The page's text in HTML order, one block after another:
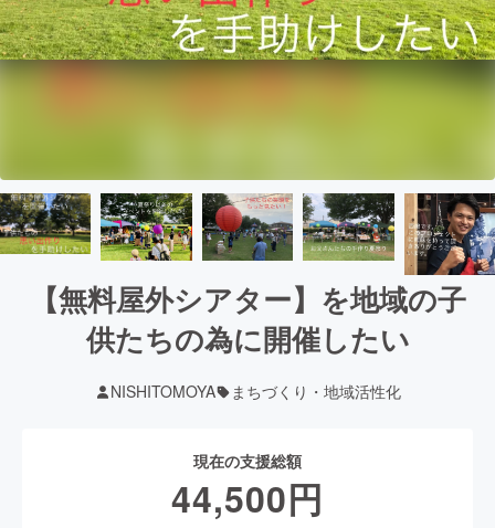
【無料屋外シアター】を地域の子
供たちの為に開催したい
NISHITOMOYA まちづくり・地域活性化
現在の支援総額
44,500円